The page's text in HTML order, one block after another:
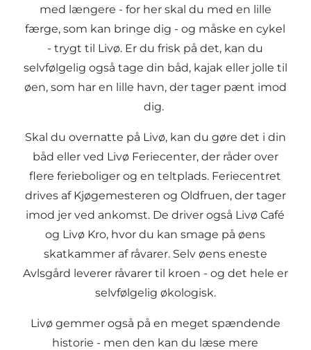
med længere - for her skal du med en lille
færge, som kan bringe dig - og måske en cykel
- trygt til Livø. Er du frisk på det, kan du
selvfølgelig også tage din båd, kajak eller jolle til
øen, som har en lille havn, der tager pænt imod
dig.
Skal du overnatte på Livø, kan du gøre det i din
båd eller ved Livø Feriecenter, der råder over
flere ferieboliger og en teltplads. Feriecentret
drives af Kjøgemesteren og Oldfruen, der tager
imod jer ved ankomst. De driver også Livø Café
og Livø Kro, hvor du kan smage på øens
skatkammer af råvarer. Selv øens eneste
Avlsgård leverer råvarer til kroen - og det hele er
selvfølgelig økologisk.
Livø gemmer også på en meget spændende
historie - men den kan du læse mere